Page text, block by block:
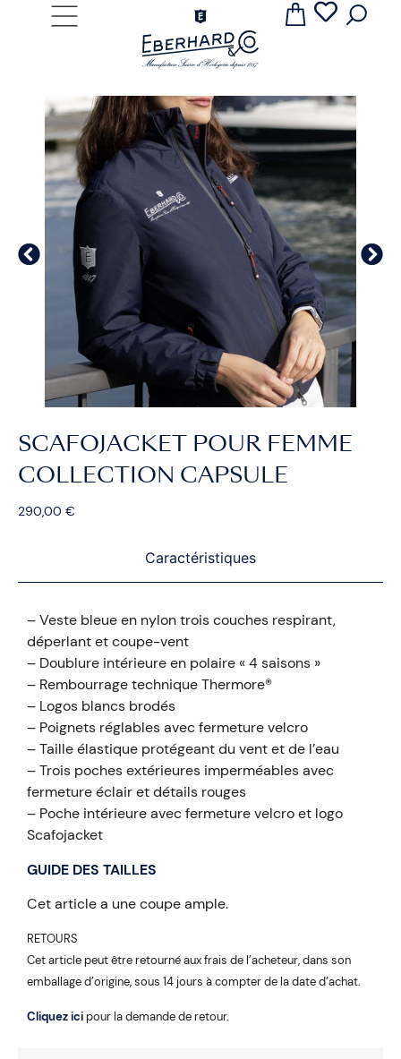
SCAFOJACKET POUR FEMME
COLLECTION CAPSULE
290,00 €
Caractéristiques
– Veste bleue en nylon trois couches respirant,
déperlant et coupe-vent
– Doublure intérieure en polaire « 4 saisons »
– Rembourrage technique Thermore®
– Logos blancs brodés
– Poignets réglables avec fermeture velcro
– Taille élastique protégeant du vent et de l’eau
– Trois poches extérieures imperméables avec
fermeture éclair et détails rouges
– Poche intérieure avec fermeture velcro et logo
Scafojacket
GUIDE DES TAILLES
Cet article a une coupe ample.
RETOURS
Cet article peut être retourné aux frais de l’acheteur, dans son
emballage d’origine, sous 14 jours à compter de la date d’achat.
Cliquez icipour la demande de retour.